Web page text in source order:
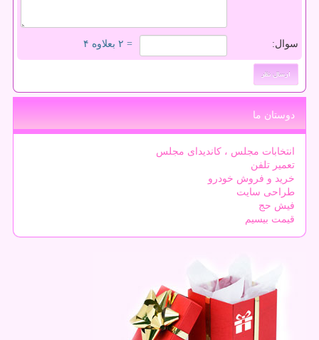
سوال: = ۲ بعلاوه ۴
دوستان ما
انتخابات مجلس ، کاندیدای مجلس
تعمیر تلفن
خرید و فروش خودرو
طراحی سایت
فیش حج
قیمت بیسیم